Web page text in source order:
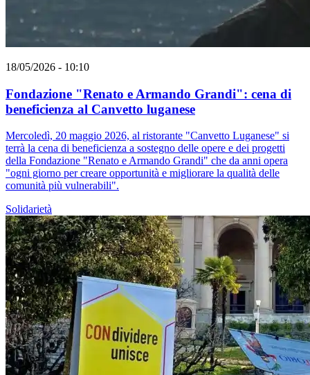
18/05/2026 - 10:10
Fondazione "Renato e Armando Grandi": cena di
beneficienza al Canvetto luganese
Mercoledì, 20 maggio 2026, al ristorante "Canvetto Luganese" si
terrà la cena di beneficienza a sostegno delle opere e dei progetti
della Fondazione "Renato e Armando Grandi" che da anni opera
"ogni giorno per creare opportunità e migliorare la qualità delle
comunità più vulnerabili".
Solidarietà